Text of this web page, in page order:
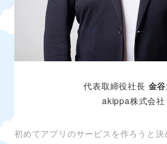
代表取締役社長 金
akippa株式会社
初めてアプリのサービスを作ろうと